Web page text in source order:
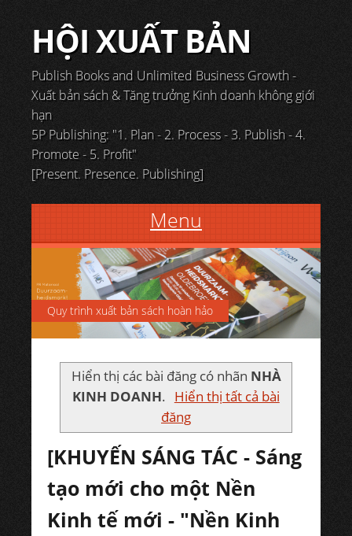
HỘI XUẤT BẢN
Publish Books and Unlimited Business Growth -
Xuất bản sách & Tăng trưởng Kinh doanh không giới
hạn
5P Publishing: "1. Plan - 2. Process - 3. Publish - 4.
Promote - 5. Profit"
[Present. Presence. Publishing]
Menu
Skip to content
Quy trình xuất bản sách hoàn hảo
Hiển thị các bài đăng có nhãn NHÀ
KINH DOANH. Hiển thị tất cả bài
đăng
[KHUYẾN SÁNG TÁC - Sáng
tạo mới cho một Nền
Kinh tế mới - "Nền Kinh